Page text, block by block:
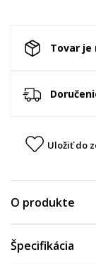
Tovar je
Uložiť do
O produkte
Špecifikácia